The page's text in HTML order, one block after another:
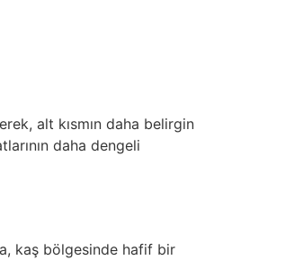
alt kısmın daha belirgin
daha dengeli
kaş bölgesinde hafif bir